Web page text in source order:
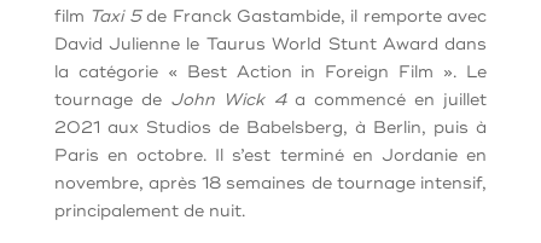
film Taxi 5de Franck Gastambide, il remporte avec
David Julienne le Taurus World Stunt Award dans
la catégorie « Best Action in Foreign Film ». Le
tournage de John Wick 4a commencé en juillet
2021 aux Studios de Babelsberg, à Berlin, puis à
Paris en octobre. Il s’est terminé en Jordanie en
novembre, après 18 semaines de tournage intensif,
principalement de nuit.